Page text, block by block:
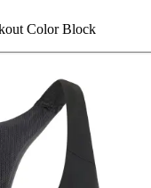
Color Block